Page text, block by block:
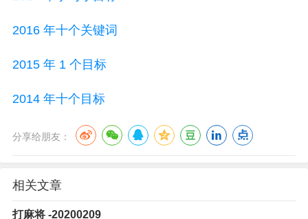
2016 年十个关键词
2015 年 1 个目标
2014 年十个目标
分享给朋友：
相关文章
打麻将 -20200209